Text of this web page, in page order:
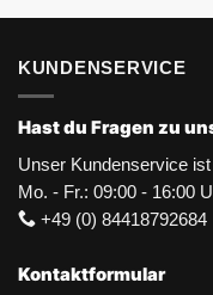
KUNDENSERVICE
Hast du Fragen zu
Unser Kundenservice
Mo. - Fr.: 09:00 - 16:00
+49 (0) 84418792684
Kontaktformular